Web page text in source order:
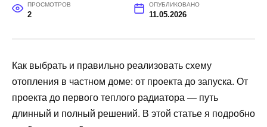
ПРОСМОТРОВ
2
ОПУБЛИКОВАНО
11.05.2026
Как выбрать и правильно реализовать схему
отопления в частном доме: от проекта до запуска. От
проекта до первого теплого радиатора — путь
длинный и полный решений. В этой статье я подробно